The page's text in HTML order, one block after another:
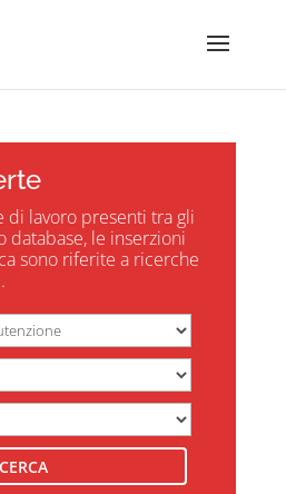
di lavoro presenti tra gli
database, le inserzioni
sono riferite a ricerche